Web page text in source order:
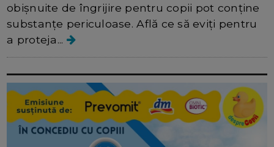
obișnuite de îngrijire pentru copii pot conține
substanțe periculoase. Află ce să eviți pentru
a proteja...